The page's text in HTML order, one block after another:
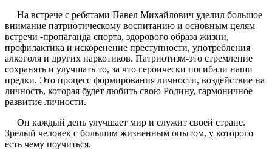
На встрече с ребятами Павел Михайлович уделил большое
внимание патриотическому воспитанию и основным целям
встречи -пропаганда спорта, здорового образа жизни,
профилактика и искоренение преступности, употребления
алкоголя и других наркотиков. Патриотизм-это стремление
сохранять и улучшать то, за что героически погибали наши
предки. Это процесс формирования личности, воздействие на
личность, которая будет любить свою Родину, гармоничное
развитие личности.
Он каждый день улучшает мир и служит своей стране.
Зрелый человек с большим жизненным опытом, у которого
есть чему поучиться.